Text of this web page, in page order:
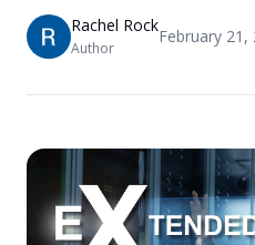
Rachel Rock
Author
February 21,